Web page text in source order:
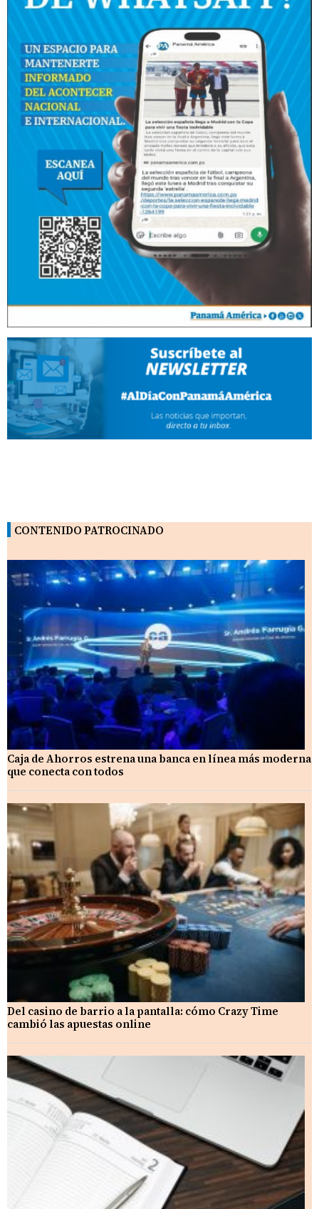
CONTENIDO PATROCINADO
Caja de Ahorros estrena una banca en línea más moderna
que conecta con todos
Del casino de barrio a la pantalla: cómo Crazy Time
cambió las apuestas online